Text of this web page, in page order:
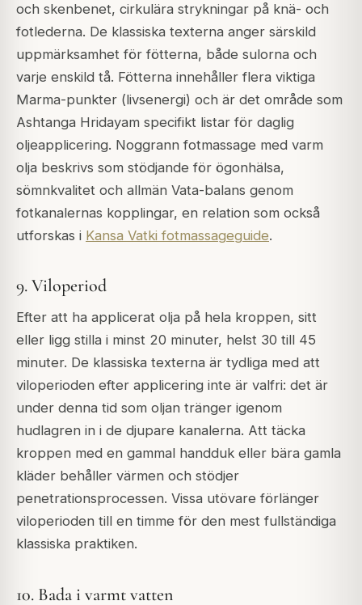
och skenbenet, cirkulära strykningar på knä- och
fotlederna. De klassiska texterna anger särskild
uppmärksamhet för fötterna, både sulorna och
varje enskild tå. Fötterna innehåller flera viktiga
Marma-punkter (livsenergi) och är det område som
Ashtanga Hridayam specifikt listar för daglig
oljeapplicering. Noggrann fotmassage med varm
olja beskrivs som stödjande för ögonhälsa,
sömnkvalitet och allmän Vata-balans genom
fotkanalernas kopplingar, en relation som också
utforskas i Kansa Vatki fotmassageguide.
9. Viloperiod
Efter att ha applicerat olja på hela kroppen, sitt
eller ligg stilla i minst 20 minuter, helst 30 till 45
minuter. De klassiska texterna är tydliga med att
viloperioden efter applicering inte är valfri: det är
under denna tid som oljan tränger igenom
hudlagren in i de djupare kanalerna. Att täcka
kroppen med en gammal handduk eller bära gamla
kläder behåller värmen och stödjer
penetrationsprocessen. Vissa utövare förlänger
viloperioden till en timme för den mest fullständiga
klassiska praktiken.
10. Bada i varmt vatten